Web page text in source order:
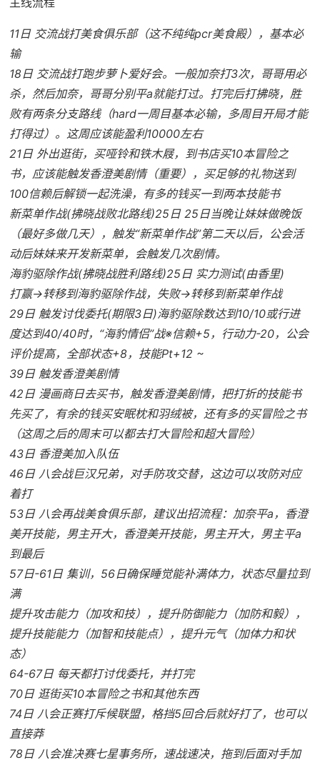
11日 交流战打美食俱乐部（这不纯纯pcr美食殿），基本必
输
18日 交流战打跑步萝卜爱好会。一般加奈打3次，哥哥用必
杀，然后加奈，哥哥分别平a就能打过。打完后打拂晓，胜
败有两条分支路线（hard一周目基本必输，多周目开局才能
打得过）。这周应该能盈利10000左右
21日 外出逛街，买哑铃和铁木屐，到书店买10本冒险之
书，应该能触发香澄美剧情（重要），买足够的礼物送到
100信赖后解锁一起洗澡，有多的钱买一到两本技能书
新菜单作战(拂晓战败北路线)25日 25日当晚让妹妹做晚饭
（最好多做几天），触发“新菜单作战”第二天以后，公会活
动后妹妹来开发新菜单，会触发几次剧情。
海豹驱除作战(拂晓战胜利路线)25日 实力测试(由香里)
打赢→转移到海豹驱除作战，失败→转移到新菜单作战
29日 触发讨伐委托(期限3日)海豹驱除数达到10/10或行进
度达到40/40时，“海豹情侣”战※信赖+5，行动力-20，公会
评价提高，全部状态+8，技能Pt+12 ~
39日 触发香澄美剧情
42日 漫画商日去买书，触发香澄美剧情，把打折的技能书
先买了，有余的钱买安眠枕和羽绒被，还有多的买冒险之书
（这周之后的周末可以都去打大冒险和超大冒险）
43日 香澄美加入队伍
46日 八会战巨汉兄弟，对手防攻交替，这边可以攻防对应
着打
53日 八会再战美食俱乐部，建议出招流程：加奈平a，香澄
美开技能，男主开大，香澄美开技能，男主开大，男主平a
到最后
57日-61日 集训，56日确保睡觉能补满体力，状态尽量拉到
满
提升攻击能力（加攻和技），提升防御能力（加防和毅），
提升技能能力（加智和技能点），提升元气（加体力和状
态）
64-67日 每天都打讨伐委托，并打完
70日 逛街买10本冒险之书和其他东西
74日 八会正赛打斥候联盟，格挡5回合后就好打了，也可以
直接莽
78日 八会准决赛七星事务所，速战速决，拖到后面对手加